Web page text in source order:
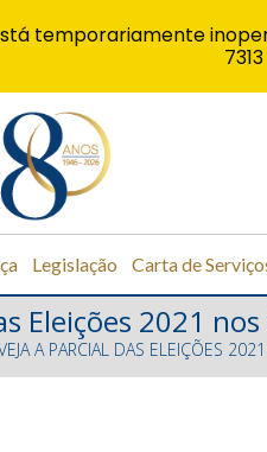
Legislação Carta de
Eleições 2021 nos
A PARCIAL DAS ELEIÇÕES
temporariamente